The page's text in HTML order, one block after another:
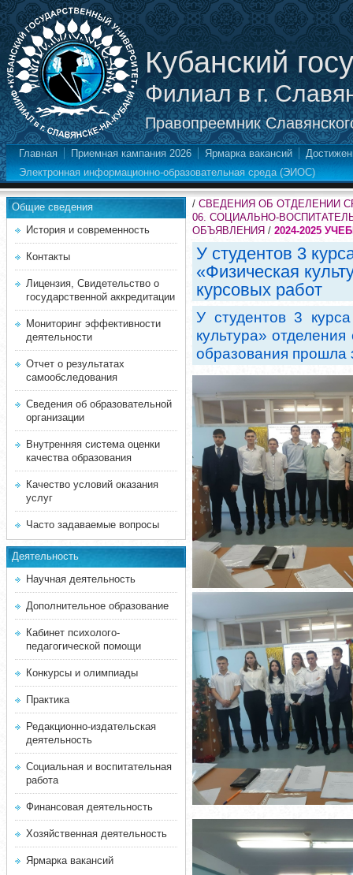
Кубанский
Филиал в г.
Правопреемник
Главная Приемная кампания 2026 Ярмарка вакансий
Электронная информационно-образовательная среда (ЭИОС)
Общие сведения
История и современность
Контакты
Лицензия, Свидетельство о
государственной аккредитации
Мониторинг эффективности
деятельности
Отчет о результатах
самообследования
Сведения об образовательной
организации
Внутренняя система оценки
качества образования
Качество условий оказания
услуг
Часто задаваемые вопросы
Деятельность
Научная деятельность
Дополнительное образование
Кабинет психолого-
педагогической помощи
Конкурсы и олимпиады
Практика
Редакционно-издательская
деятельность
Социальная и воспитательная
работа
Финансовая деятельность
Хозяйственная деятельность
Ярмарка вакансий
/ СВЕДЕНИЯ ОБ ОТДЕЛЕНИИ
06. СОЦИАЛЬНО-
ОБЪЯВЛЕНИЯ / 2024-2025
У студентов 3
«Физическая
курсовых работ
У студентов 3
культура»
образования прошла